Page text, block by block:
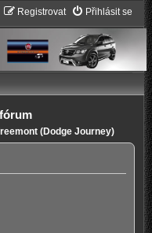
Přihlásit se
Registrovat
(Dodge Journey)